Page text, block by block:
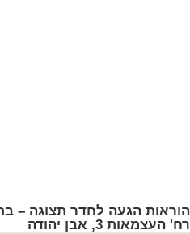
הוראות הגעה לחדר תצוגה –
רח' העצמאות 3, אבן יהודה